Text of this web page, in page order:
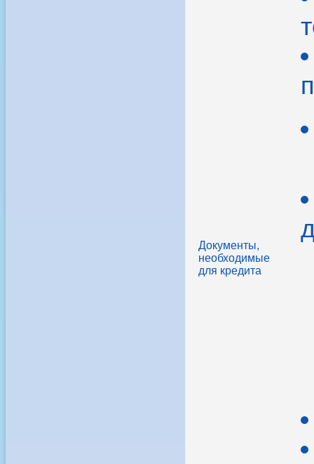
Документы,
необходимые
для кредита